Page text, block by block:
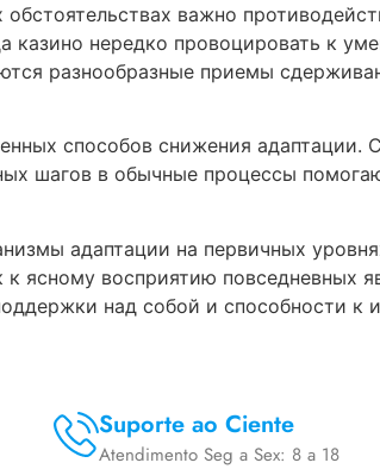
важно
нередко провоцировать к
разнообразные приемы
способов снижения адаптации.
шагов в обычные процессы
адаптации на первичных
ясному восприятию повседневных
над собой и способности к
Suporte ao Ciente
Atendimento Seg a Sex: 8 a 18